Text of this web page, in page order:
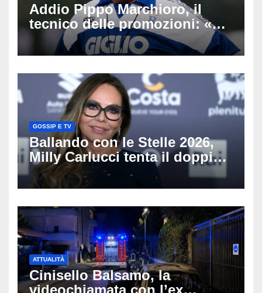
Addio Pippo Marchioro, il
tecnico delle promozioni: «Ha
scritto pagine indimenticabili
del nostro calcio»
GOSSIP E TV
Ballando con le Stelle 2026,
Milly Carlucci tenta il doppio
colpo: tra i papabili Ornella
Muti e Monica Guerritore
ATTUALITÀ
Cinisello Balsamo, la
videochiamata con l’ex